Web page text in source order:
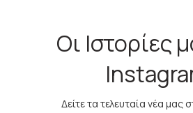
Οι Ιστορίες
Δείτε τα τελευταία νέα μας